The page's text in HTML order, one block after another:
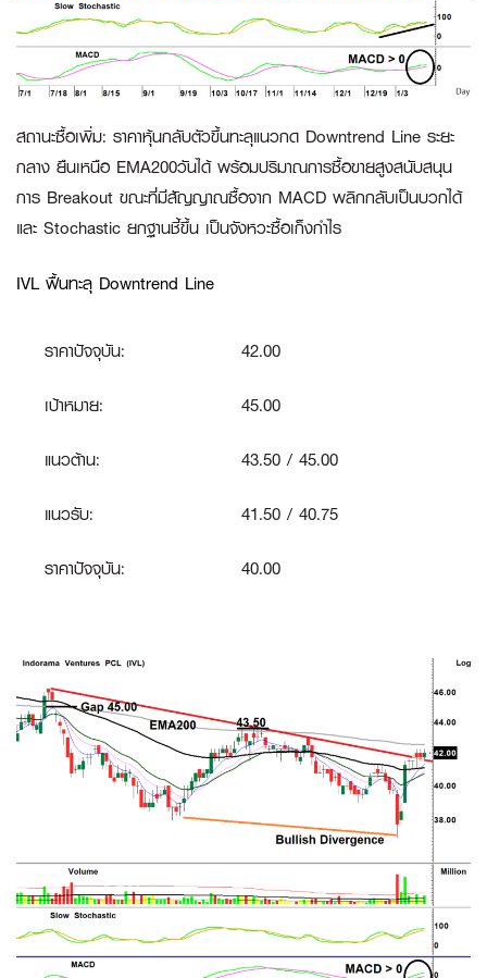
สถานะซื้อเพิ่ม: ราคาหุ้นกลับตัวขึ้นทะลุแนวกด Downtrend Line ระยะ
กลาง ยืนเหนือ EMA200วันได้ พร้อมปริมาณการซื้อขายสูงสนับสนุน
การ Breakout ขณะที่มีสัญญาณซื้อจาก MACD พลิกกลับเป็นบวกได้
และ Stochastic ยกฐานชี้ขึ้น เป็นจังหวะซื้อเก็งกำไร
IVL ฟื้นทะลุ Downtrend Line
ราคาปัจจุบัน:
42.00
เป้าหมาย:
45.00
แนวต้าน:
43.50 / 45.00
แนวรับ:
41.50 / 40.75
ราคาปัจจุบัน:
40.00